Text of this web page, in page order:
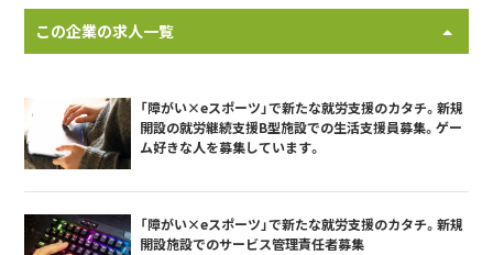
この企業の求人一覧
「障がい×eスポーツ」で新たな就労支援のカタチ。新規
開設の就労継続支援B型施設での生活支援員募集。ゲー
ム好きな人を募集しています。
「障がい×eスポーツ」で新たな就労支援のカタチ。新規
開設施設でのサービス管理責任者募集